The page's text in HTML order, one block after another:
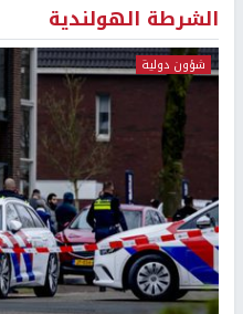
الشرطة الهولندية
شؤون دولية